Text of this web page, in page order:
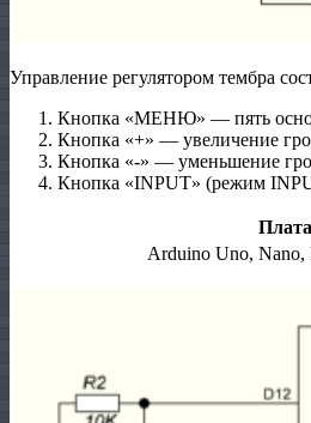
Управление регулятором тембра
Кнопка «МЕНЮ» — пять
Кнопка «+» — увеличение
Кнопка «-» — уменьшение
Кнопка «INPUT» (режим
Плата
Arduino Uno, Nano,